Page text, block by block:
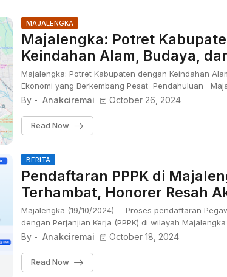
MAJALENGKA
Majalengka: Potret
Keindahan Alam, Budaya,
yang Berkembang Pesat
Majalengka: Potret Kabupaten dengan Keindahan
Ekonomi yang Berkembang Pesat Pendahuluan
By - Anakciremai October 26, 2024
Read Now
BERITA
Pendaftaran PPPK di
Terhambat, Honorer Resah
Kesalahan Pengolahan Surat
Keterangan Kerja
Majalengka (19/10/2024) – Proses pendaftaran
dengan Perjanjian Kerja (PPPK) di wilayah
By - Anakciremai October 18, 2024
Read Now